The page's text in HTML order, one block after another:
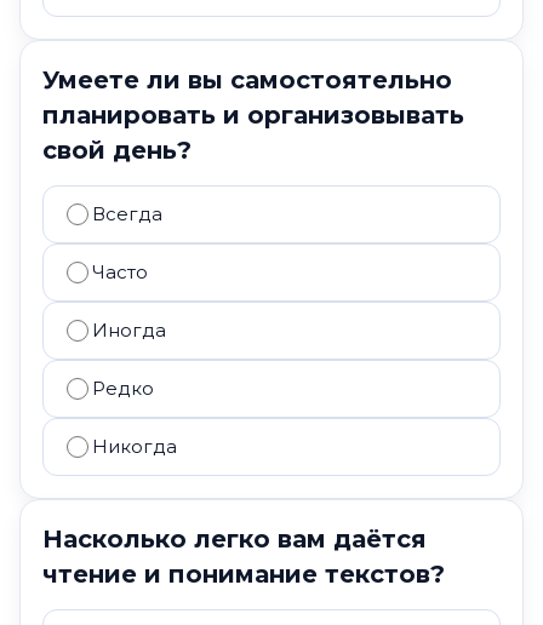
Умеете ли вы самостоятельно
планировать и организовывать
свой день?
Всегда
Часто
Иногда
Редко
Никогда
Насколько легко вам даётся
чтение и понимание текстов?